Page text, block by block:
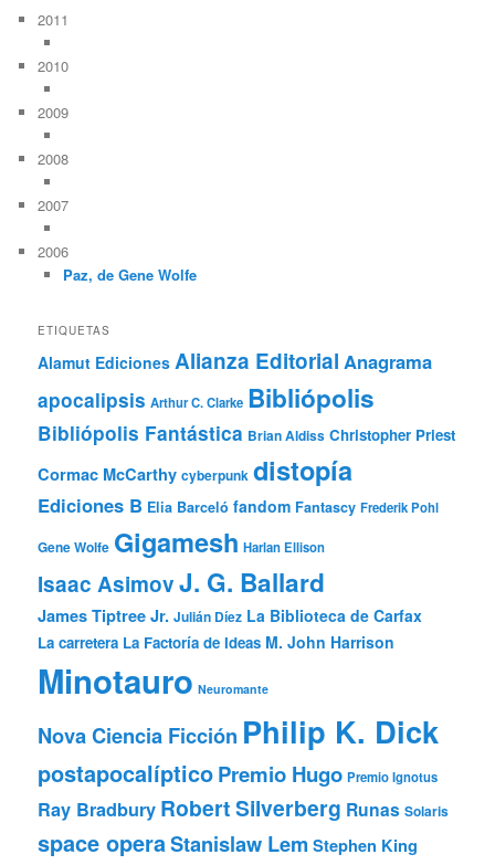
2011
2010
2009
2008
2007
2006
Paz, de Gene Wolfe
ETIQUETAS
Alamut Ediciones Alianza Editorial Anagrama
apocalipsis Arthur C. Clarke Bibliópolis
Bibliópolis Fantástica Brian Aldiss Christopher Priest
Cormac McCarthy cyberpunk distopía
Ediciones B Elia Barceló fandom Fantascy Frederik Pohl
Gene Wolfe Gigamesh Harlan Ellison
Isaac AsimovJ. G. Ballard
James Tiptree Jr. Julián Díez La Biblioteca de Carfax
La carretera La Factoría de Ideas M. John Harrison
Minotauro Neuromante
Nova Ciencia Ficción Philip K. Dick
postapocalípticoPremio Hugo Premio Ignotus
Ray Bradbury Robert Silverberg Runas Solaris
space operaStanislaw Lem Stephen King